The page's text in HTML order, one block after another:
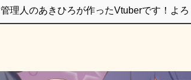
管理人のあきひろが作ったVtuberです！よ